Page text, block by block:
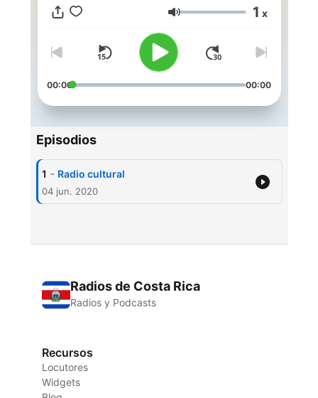
Volumen 1 x
00:00 00:00
Episodios
1 - Radio cultural
04 jun. 2020
Radios de Costa Rica
Radios y Podcasts
Recursos
Locutores
Widgets